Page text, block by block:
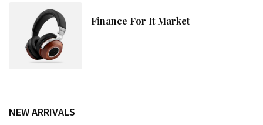
Finance For It Market
NEW ARRIVALS